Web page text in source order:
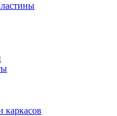
каркасов